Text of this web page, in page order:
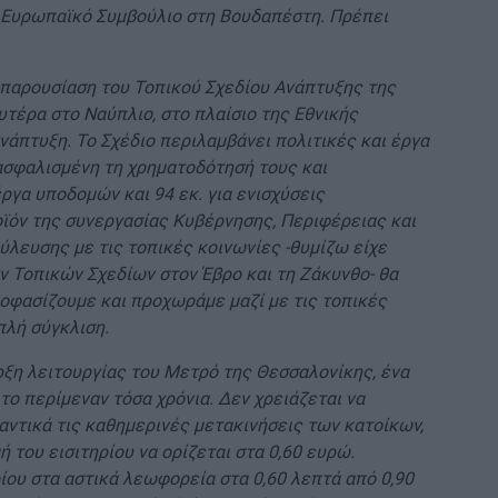
Συμβούλιο στη Βουδαπέστη. Πρέπει
του Τοπικού Σχεδίου Ανάπτυξης της
στο Ναύπλιο, στο πλαίσιο της Εθνικής
Το Σχέδιο περιλαμβάνει πολιτικές και έργα
τη χρηματοδότησή τους και
υποδομών και 94 εκ. για ενισχύσεις
της συνεργασίας Κυβέρνησης, Περιφέρειας και
με τις τοπικές κοινωνίες -θυμίζω είχε
Τοπικών Σχεδίων στον Έβρο και τη Ζάκυνθο- θα
και προχωράμε μαζί με τις τοπικές
σύγκλιση.
λειτουργίας του Μετρό της Θεσσαλονίκης, ένα
περίμεναν τόσα χρόνια. Δεν χρειάζεται να
τις καθημερινές μετακινήσεις των κατοίκων,
του εισιτηρίου να ορίζεται στα 0,60 ευρώ.
στα αστικά λεωφορεία στα 0,60 λεπτά από 0,90